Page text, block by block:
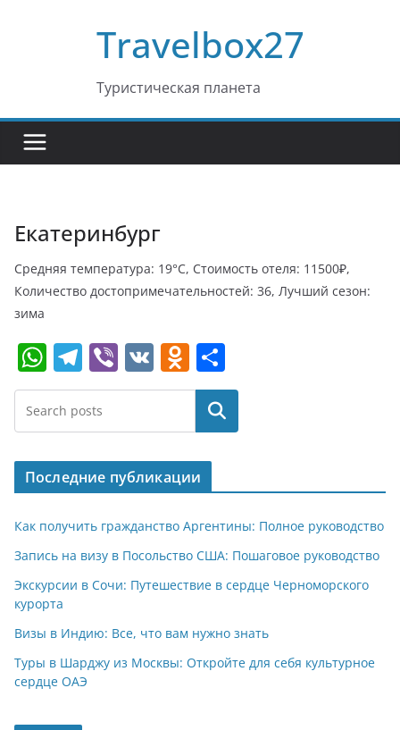
Travelbox27
Туристическая планета
Екатеринбург
Средняя температура: 19°C, Стоимость отеля: 11500₽,
Количество достопримечательностей: 36, Лучший сезон:
зима
W
h
at
s
A
p
p
T
el
e
gr
a
m
Vi
b
V
K
O
d
o
kl
a
ss
ni
ki
т
п
р
в
и
т
ь
Поиск
Последние публикации
Как получить гражданство Аргентины: Полное руководство
Запись на визу в Посольство США: Пошаговое руководство
Экскурсии в Сочи: Путешествие в сердце Черноморского
курорта
Визы в Индию: Все, что вам нужно знать
Туры в Шарджу из Москвы: Откройте для себя культурное
сердце ОАЭ